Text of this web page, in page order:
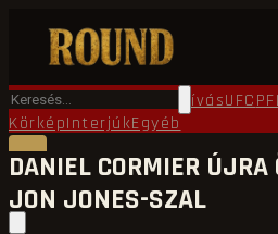
FőoldalRound TV ÖkölvívásUFC
KörképInterjúkEgyéb
DANIEL CORMIER ÚJRA
JON JONES-SZAL